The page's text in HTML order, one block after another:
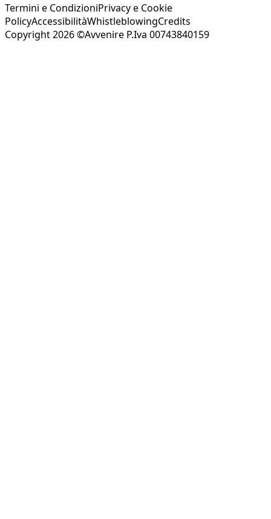
Termini e CondizioniPrivacy e Cookie
PolicyAccessibilitàWhistleblowingCredits
Copyright 2026 ©Avvenire P.Iva 00743840159